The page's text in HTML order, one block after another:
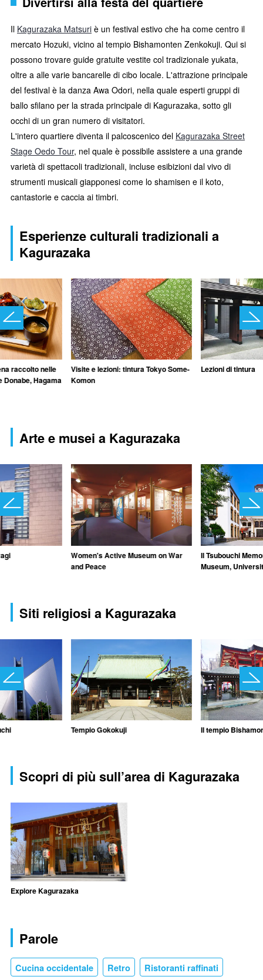
Il Kagurazaka Matsuri è un festival estivo che ha come centro il
mercato Hozuki, vicino al tempio Bishamonten Zenkokuji. Qui si
possono trovare guide gratuite vestite col tradizionale yukata,
oltre a alle varie bancarelle di cibo locale. L'attrazione principale
del festival è la danza Awa Odori, nella quale esperti gruppi di
ballo sfilano per la strada principale di Kagurazaka, sotto gli
occhi di un gran numero di visitatori.
L'intero quartiere diventa il palcoscenico del Kagurazaka Street
Stage Oedo Tour, nel quale è possibile assistere a una grande
varietà di spettacoli tradizionali, incluse esibizioni dal vivo di
strumenti musicali giapponesi come lo shamisen e il koto,
cantastorie e caccia ai timbri.
Esperienze culturali tradizionali a
Kagurazaka
raccolto nelle
Donabe, Hagama
Visite e lezioni: tintura Tokyo Some-
Komon
Lezioni di tintura
Arte e musei a Kagurazaka
Women's Active Museum on War
and Peace
Il Tsubouchi
Museum,
Siti religiosi a Kagurazaka
Tempio Gokokuji Il tempio
Scopri di più sull’area di Kagurazaka
Explore Kagurazaka
Parole
Cucina occidentale Retro Ristoranti raffinati